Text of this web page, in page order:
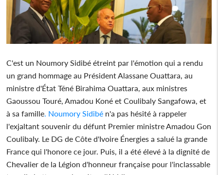
C'est un Noumory Sidibé étreint par l'émotion qui a rendu
un grand hommage au Président Alassane Ouattara, au
ministre d'État Téné Birahima Ouattara, aux ministres
Gaoussou Touré, Amadou Koné et Coulibaly Sangafowa, et
à sa famille . Noumory Sidibé n'a pas hésité à rappeler
l'exjaltant souvenir du défunt Premier ministre Amadou Gon
Coulibaly. Le DG de Côte d'Ivoire Énergies a salué la grande
France qui l'honore ce jour. Puis, il a été élevé à la dignité de
Chevalier de la Légion d'honneur française pour l'inclassable